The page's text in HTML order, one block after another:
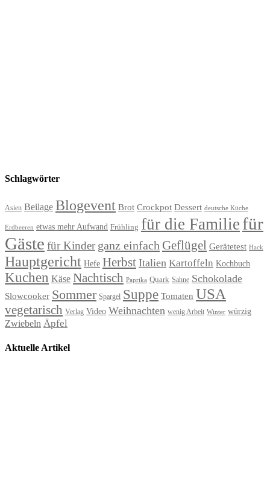
Schlagwörter
Asien Beilage Blogevent Brot Crockpot Dessert deutsche Küche
Erdbeeren etwas mehr Aufwand Frühling für die Familie für
Gäste für Kinder ganz einfach Geflügel Gerätetest Hack
Hauptgericht Hefe Herbst Italien Kartoffeln Kochbuch
Kuchen Käse Nachtisch Paprika Quark Sahne Schokolade
Slowcooker Sommer Spargel Suppe Tomaten USA
vegetarisch Verlag Video Weihnachten wenig Arbeit Winter würzig
Zwiebeln Äpfel
Aktuelle Artikel